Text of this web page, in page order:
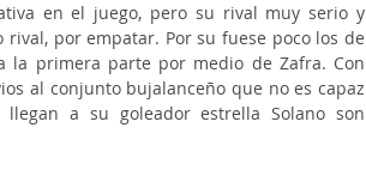
en el juego, pero su rival muy serio y
por empatar. Por su fuese poco los de
la primera parte por medio de Zafra. Con
al conjunto bujalanceño que no es capaz
a su goleador estrella Solano son